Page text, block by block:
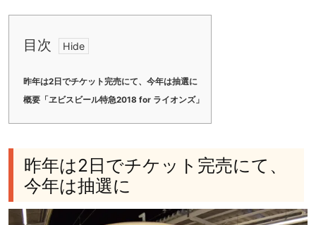
目次
昨年は2日でチケット完売にて、今年は抽選に
概要「ヱビスビール特急2018 for ライオンズ」
昨年は2日でチケット完売にて、
今年は抽選に